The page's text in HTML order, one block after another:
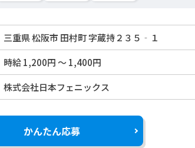
三重県 松阪市 田村町 字蔵持２３５‐１
時給 1,200円 〜 1,400円
株式会社日本フェニックス
かんたん応募